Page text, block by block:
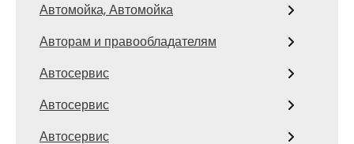
Автомойка, Автомойка
Авторам и правообладателям
Автосервис
Автосервис
Автосервис